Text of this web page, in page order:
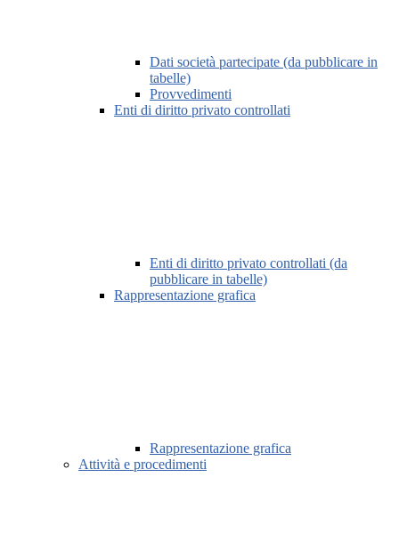
Dati società partecipate (da pubblicare in
tabelle)
Provvedimenti
Enti di diritto privato controllati
Enti di diritto privato controllati (da
pubblicare in tabelle)
Rappresentazione grafica
Rappresentazione grafica
Attività e procedimenti